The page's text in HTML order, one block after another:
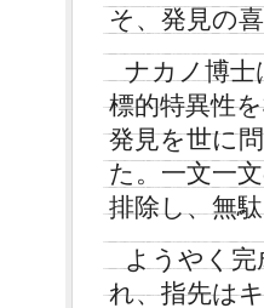
そ、発見の
ナカノ博士
標的特異性
発見を世に
た。一文一
排除し、無
ようやく
れ、指先は